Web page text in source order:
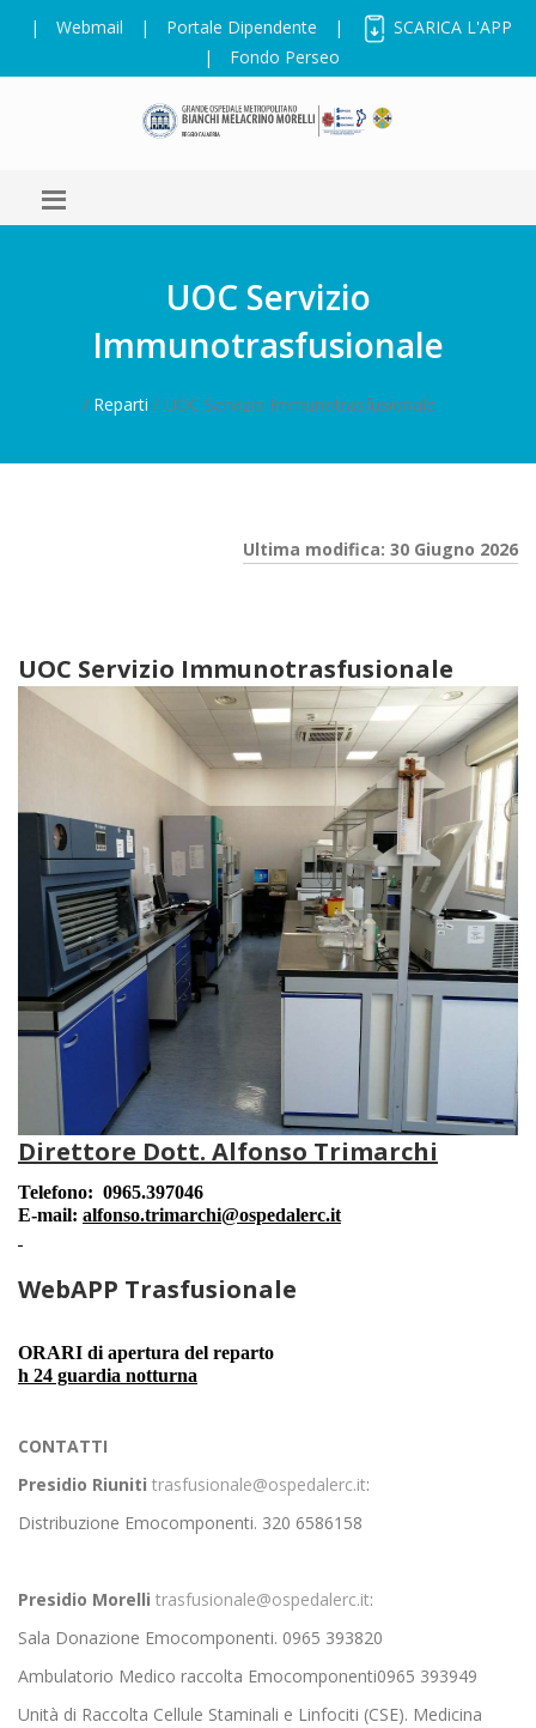
| Webmail | Portale Dipendente |
SCARICA L'APP
|
Fondo Perseo
UOC Servizio
Immunotrasfusionale
/ Reparti / UOC Servizio Immunotrasfusionale
Ultima modifica: 30 Giugno 2026
UOC Servizio Immunotrasfusionale
Direttore Dott. Alfonso Trimarchi
Telefono: 0965.397046
E-mail: alfonso.trimarchi@ospedalerc.it
WebAPP Trasfusionale
ORARI di apertura del reparto
h 24 guardia notturna
CONTATTI
Presidio Riuniti trasfusionale@ospedalerc.it:
Distribuzione Emocomponenti. 320 6586158
Presidio Morelli trasfusionale@ospedalerc.it:
Sala Donazione Emocomponenti. 0965 393820
Ambulatorio Medico raccolta Emocomponenti0965 393949
Unità di Raccolta Cellule Staminali e Linfociti (CSE). Medicina